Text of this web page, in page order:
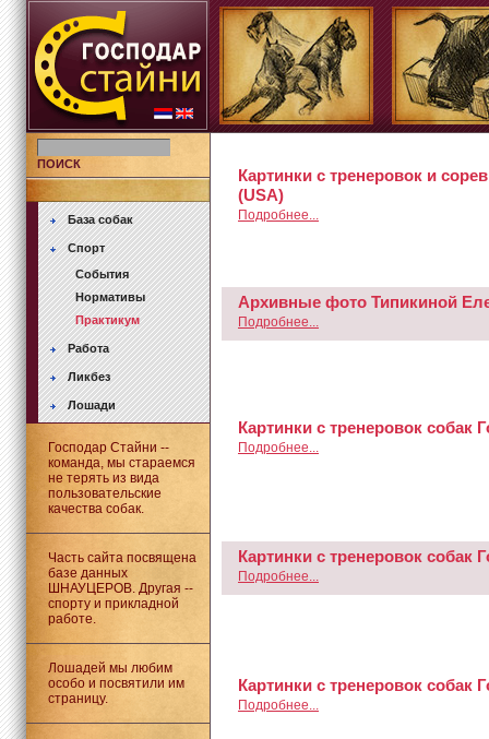
ПОИСК
База собак
Спорт
События
Нормативы
Практикум
Работа
Ликбез
Лошади
Господар Стайни --
команда, мы стараемся
не терять из вида
пользовательские
качества собак.
Часть сайта посвящена
базе данных
ШНАУЦЕРОВ. Другая --
спорту и прикладной
работе.
Лошадей мы любим
особо и посвятили им
страницу.
Картинки с тренеровок и
(USA)
Подробнее...
Архивные фото Типикиной
Подробнее...
Картинки с тренеровок собак
Подробнее...
Картинки с тренеровок собак
Подробнее...
Картинки с тренеровок собак
Подробнее...